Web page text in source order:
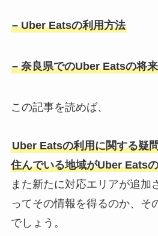
– Uber Eatsの利用方法
– 奈良県でのUber Eatsの将
この記事を読めば、
Uber Eatsの利用に関する疑
住んでいる地域がUber Eats
また新たに対応エリアが追加
ってその情報を得るのか、そ
でしょう。